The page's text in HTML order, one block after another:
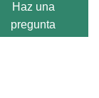
Haz una
pregunta